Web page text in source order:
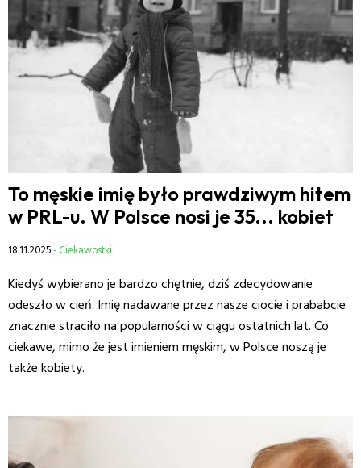
To męskie imię było prawdziwym hitem
w PRL-u. W Polsce nosi je 35... kobiet
18.11.2025- Ciekawostki
Kiedyś wybierano je bardzo chętnie, dziś zdecydowanie
odeszło w cień. Imię nadawane przez nasze ciocie i prababcie
znacznie straciło na popularności w ciągu ostatnich lat. Co
ciekawe, mimo że jest imieniem męskim, w Polsce noszą je
także kobiety.